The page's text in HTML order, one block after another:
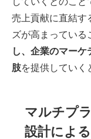
売上貢献に直結す
ズが高まっている
し、企業のマー
肢を提供していく
マルチプ
設計によ